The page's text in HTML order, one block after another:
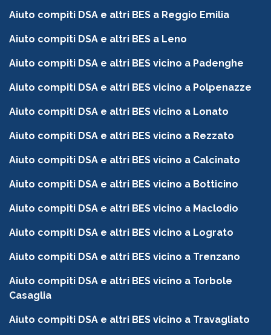
Aiuto compiti DSA e altri BES a Reggio Emilia
Aiuto compiti DSA e altri BES a Leno
Aiuto compiti DSA e altri BES vicino a Padenghe
Aiuto compiti DSA e altri BES vicino a Polpenazze
Aiuto compiti DSA e altri BES vicino a Lonato
Aiuto compiti DSA e altri BES vicino a Rezzato
Aiuto compiti DSA e altri BES vicino a Calcinato
Aiuto compiti DSA e altri BES vicino a Botticino
Aiuto compiti DSA e altri BES vicino a Maclodio
Aiuto compiti DSA e altri BES vicino a Lograto
Aiuto compiti DSA e altri BES vicino a Trenzano
Aiuto compiti DSA e altri BES vicino a Torbole
Casaglia
Aiuto compiti DSA e altri BES vicino a Travagliato